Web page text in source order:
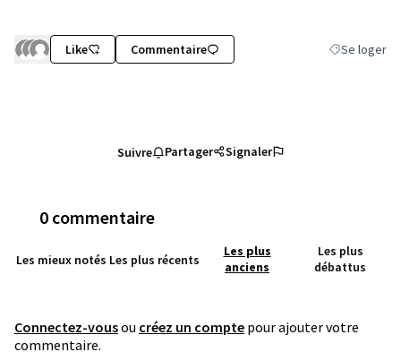
Like Commentaire Filtrer les
Se loger
Suivre Partager Signaler
0 commentaire
Les mieux notés Les plus récents
Les plus
anciens
Les plus
débattus
Connectez-vousou créez un compte pour ajouter votre
commentaire.